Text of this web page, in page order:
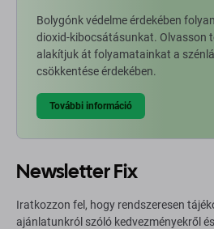
Bolygónk védelme érdekében
dioxid-kibocsátásunkat. Olvasson
alakítjuk át folyamatainkat a
csökkentése érdekében.
További információ
Newsletter Fix
Iratkozzon fel, hogy rendszeresen
ajánlatunkról szóló kedvezményekről